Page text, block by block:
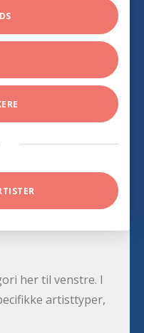
her til venstre. I
artisttyper,